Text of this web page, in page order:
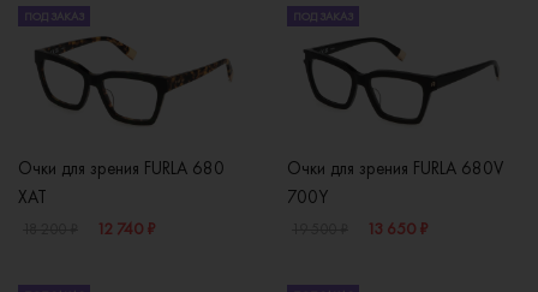
ПОД ЗАКАЗ
Очки для зрения FURLA 680
XAT
12 740 ₽
ПОД ЗАКАЗ
Очки для зрения FURLA 680V
700Y
13 650 ₽